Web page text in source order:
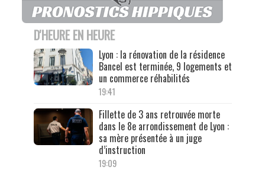
D'HEURE EN HEURE
Lyon : la rénovation de la résidence
Bancel est terminée, 9 logements et
un commerce réhabilités
19:41
Fillette de 3 ans retrouvée morte
dans le 8e arrondissement de Lyon :
sa mère présentée à un juge
d’instruction
19:09